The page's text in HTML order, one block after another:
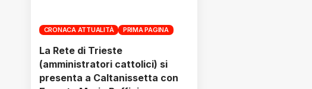
CRONACA ATTUALITÀ PRIMA PAGINA
La Rete di Trieste
(amministratori cattolici) si
presenta a Caltanissetta con